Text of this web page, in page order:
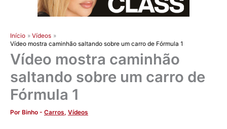
Início
Vídeos
Vídeo mostra caminhão saltando sobre um carro de Fórmula 1
Vídeo mostra caminhão
saltando sobre um carro de
Fórmula 1
Por Binho - Carros, Vídeos